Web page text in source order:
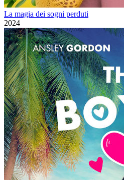
La magia dei sogni perduti
2024